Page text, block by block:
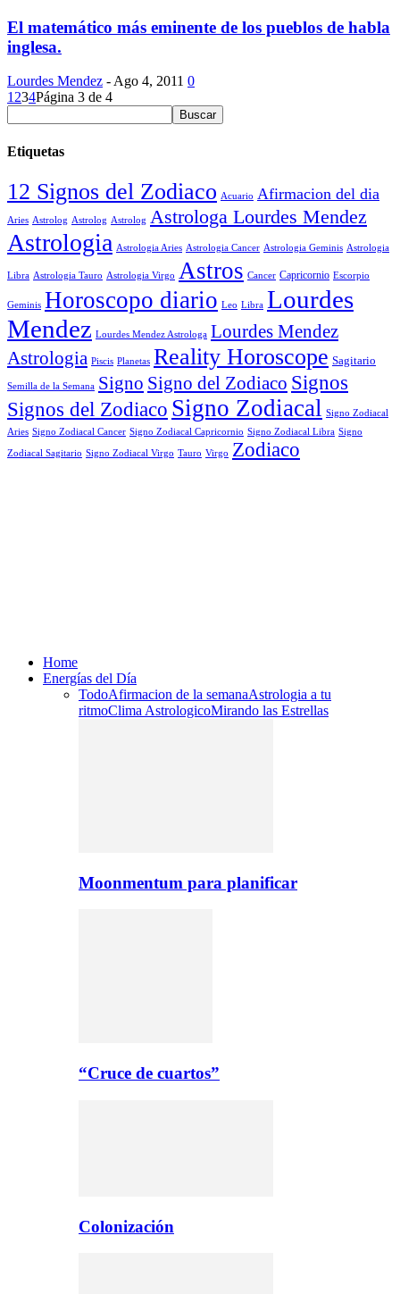
El matemático más eminente de los pueblos de habla
inglesa.
Lourdes Mendez - Ago 4, 2011 0
1 234Página 3 de 4
Etiquetas
12 Signos del Zodiaco Acuario Afirmacion del dia
Aries Astrolog Astrolog Astrolog Astrologa Lourdes Mendez
Astrologia Astrologia Aries Astrologia Cancer Astrologia Geminis Astrologia
Libra Astrologia Tauro Astrologia Virgo Astros Cancer Capricornio Escorpio
Geminis Horoscopo diario Leo Libra Lourdes
Mendez Lourdes Mendez Astrologa Lourdes Mendez
Astrologia Piscis Planetas Reality Horoscope Sagitario
Semilla de la Semana Signo Signo del Zodiaco Signos
Signos del Zodiaco Signo Zodiacal Signo Zodiacal
Aries Signo Zodiacal Cancer Signo Zodiacal Capricornio Signo Zodiacal Libra Signo
Zodiacal Sagitario Signo Zodiacal Virgo Tauro Virgo Zodiaco
Home
Energías del Día
TodoAfirmacion de la semanaAstrologia a tu
ritmoClima AstrologicoMirando las Estrellas
Moonmentum para planificar
“Cruce de cuartos”
Colonización